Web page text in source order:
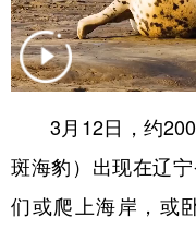
法律 中央
食品 人居
3月12日，约200
斑海豹）出现在辽
们或爬上海岸，或